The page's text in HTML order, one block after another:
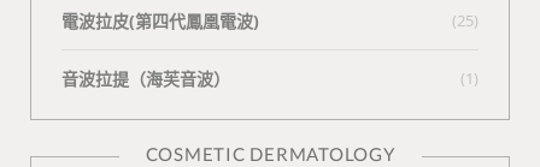
電波拉皮(第四代鳳凰電波) (25)
⾳波拉提（海芙⾳波） (1)
COSMETIC DERMATOLOGY